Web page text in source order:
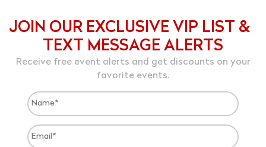
JOIN OUR EXCLUSIVE VIP LIST &
TEXT MESSAGE ALERTS
Receive free event alerts and get discounts on your
favorite events.